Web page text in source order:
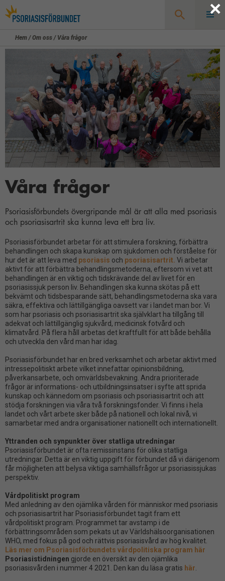
Hem /Om oss / Våra frågor
Våra frågor
Psoriasisförbundets övergripande mål är att alla med psoriasis
och psoriasisartrit ska kunna leva ett bra liv.
Psoriasisförbundet arbetar för att stimulera forskning, förbättra
behandlingen och skapa kunskap om sjukdomen och förståelse för
hur det är att leva med psoriasis och psoriasisartrit. Vi arbetar
aktivt för att förbättra behandlingsmetoderna, eftersom vi vet att
behandlingen är en viktig och tidskrävande del av livet för en
psoriasissjuk person liv. Behandlingen ska kunna skötas på ett
bekvämt och tidsbesparande sätt, behandlingsmetoderna ska vara
säkra, effektiva och lättillgängliga oavsett var i landet man bor. Vi
som har psoriasis och psoriasisartrit ska självklart ha tillgång till
adekvat och lättillgänglig sjukvård, medicinsk fotvård och
klimatvård. På flera håll arbetas det kraftfullt för att både behålla
och utveckla den vård man har idag.
Psoriasisförbundet har en bred verksamhet och arbetar aktivt med
intressepolitiskt arbete vilket innefattar opinionsbildning,
påverkansarbete, och omvärldsbevakning. Andra prioriterade
frågor är informations- och utbildningsinsatser i syfte att sprida
kunskap och kännedom om psoriasis och psoriasisartrit och att
stödja forskningen via våra två forskningsfonder. Vi finns i hela
landet och vårt arbete sker både på nationell och lokal nivå, vi
samarbetar med andra organisationer nationellt och internationellt.
Yttranden och synpunkter över statliga utredningar
Psoriasisförbundet är ofta remissinstans för olika statliga
utredningar. Detta är en viktig uppgift för förbundet då vi därigenom
får möjligheten att belysa viktiga samhällsfrågor ur psoriasissjukas
perspektiv.
Vårdpolitiskt program
Med anledning av den ojämlika vården för människor med psoriasis
och psoriasisartrit har Psoriasisförbundet tagit fram ett
vårdpolitiskt program. Programmet tar avstamp i de
förbättringsområden som pekats ut av Världshälsoorganisationen
WHO, med fokus på god och rättvis psoriasisvård av hög kvalitet.
Läs mer om Psoriasisförbundets vårdpolitiska program här
Psoriasistidningen gjorde en översikt av den ojämlika
psoriasisvården i nummer 4 2021. Den kan du läsa gratis här
×